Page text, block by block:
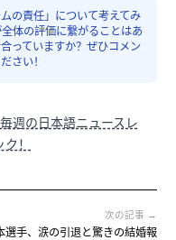
の責任」について考えてみ
体の評価に繋がることはあ
っていますか？ぜひコメン
さい！
週の日本語ニュースレ
！
次の記事 →
選手、涙の引退と驚きの結婚報